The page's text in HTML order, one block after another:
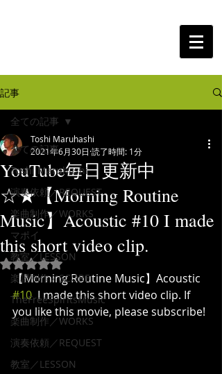
記事
全ての記事
Toshi Maruhashi
演奏依頼／REQUEST
楽曲制作／WORKS
マポイ
教室／LESSON
楽譜制作／SCORE
TheFreeSpiritsMusic
楽曲制作／WORKS
演奏依頼／REQUEST
教室／LESSON
全ての記事
YouTube毎日更新中
☆★【Morning Routine
Music】Acoustic #10 I made
this short video clip.
Toshi Maruhashi
2021年6月30日 読了時間: 1分
5つ星のうちNaNと評価されています。
【Morning Routine Music】Acoustic
#10
  I made this short video clip. If
you like this movie, please subscribe!